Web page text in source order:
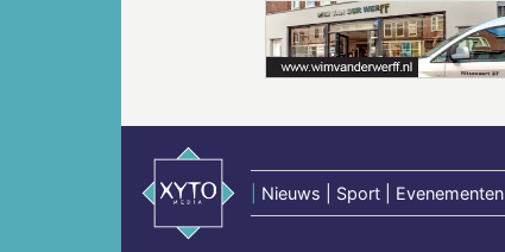
Nieuws | Sport | Evenementen